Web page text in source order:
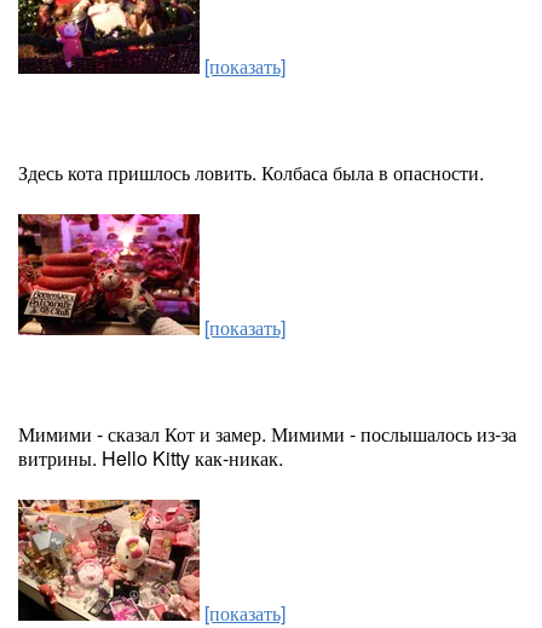
[показать]
Здесь кота пришлось ловить. Колбаса была в опасности.
[показать]
Мимими - сказал Кот и замер. Мимими - послышалось из-за
витрины. Hello Kitty как-никак.
[показать]